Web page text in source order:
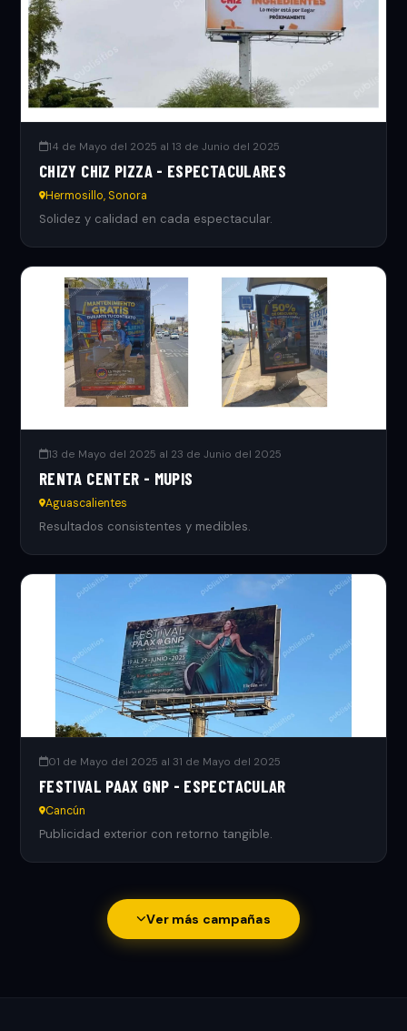
14 de Mayo del 2025 al 13 de Junio del 2025
CHIZY CHIZ PIZZA - ESPECTACULARES
Hermosillo, Sonora
Solidez y calidad en cada espectacular.
13 de Mayo del 2025 al 23 de Junio del 2025
RENTA CENTER - MUPIS
Aguascalientes
Resultados consistentes y medibles.
01 de Mayo del 2025 al 31 de Mayo del 2025
FESTIVAL PAAX GNP - ESPECTACULAR
Cancún
Publicidad exterior con retorno tangible.
Ver más campañas